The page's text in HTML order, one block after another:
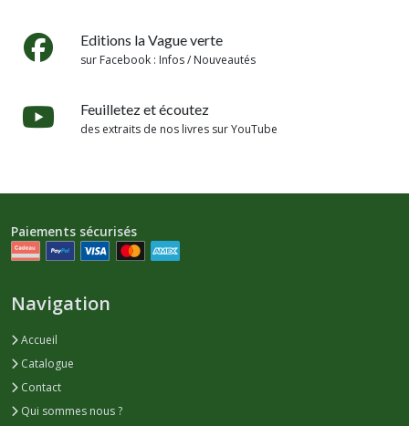
Editions la Vague verte
sur Facebook : Infos / Nouveautés
Feuilletez et écoutez
des extraits de nos livres sur YouTube
Paiements sécurisés
Navigation
Accueil
Catalogue
Contact
Qui sommes nous ?